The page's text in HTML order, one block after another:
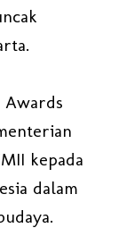
Awards
kepada
dalam